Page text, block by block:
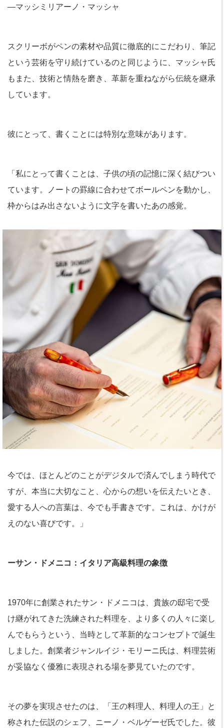
—マッシミリアーノ・マッシャ
スクリーボがペンの素材や品質に徹底的にこだわり、筆記
という芸術を守り続けているのと同じように、マッシャ氏
もまた、技術と情熱を磨き、革新を重ねながら伝統を継承
しています。
彼にとって、書くことには特別な意味があります。
「私にとって書くことは、子供の頃の記憶に深く結びつい
ています。ノートの罫線に合わせてボールペンを動かし、
枠からはみ出さないように文字を書いたあの感覚。
今では、ほとんどのことがデジタルで済んでしまう時代で
すが、本当に大切なこと、心からの想いを伝えたいとき、
愛する人への言葉は、今でも手書きです。これは、かけが
えのない喜びです。」
ーサン・ドメニコ：イタリア高級料理の象徴
1970年に創業されたサン・ドメニコは、貴族の邸宅で受
け継がれてきた洗練された料理を、より多くの人々に楽し
んでもらうという、当時として革新的なコンセプトで誕生
しました。創業者ジャンルイジ・モリーニ氏は、料理芸術
が妥協なく優雅に表現される場を夢見ていたのです。
その夢を実現させたのは、「王の料理人、料理人の王」と
称された伝説のシェフ、ニーノ・ベルゲーゼ氏でした。彼